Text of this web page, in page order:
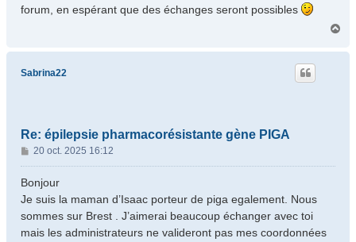
forum, en espérant que des échanges seront possibles
u
Sabrina22
Re: épilepsie pharmacorésistante gène PIGA
M
e
s
g
e
20 oct. 2025 16:12
Bonjour
Je suis la maman d’Isaac porteur de piga egalement. Nous
sommes sur Brest . J’aimerai beaucoup échanger avec toi
mais les administrateurs ne valideront pas mes coordonnées